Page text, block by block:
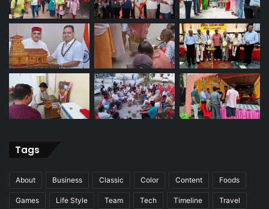
Tags
About Business Classic Color Content Foods
Games Life Style Team Tech Timeline Travel